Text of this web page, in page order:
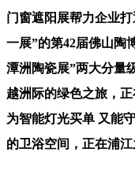
门窗遮阳展帮力企业
一展”的第42届佛山陶
潭洲陶瓷展”两大分量
越洲际的绿色之旅，
为智能灯光买单 又能
的卫浴空间，正在浦